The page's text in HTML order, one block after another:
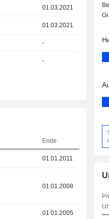
01.03.2021
01.03.2021
-
-
Ende
01.01.2011
01.01.2008
01.01.2005